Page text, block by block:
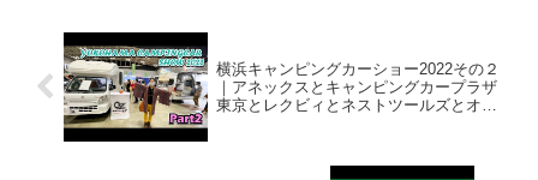
横浜キャンピングカーショー2022その２
｜アネックスとキャンピングカープラザ
東京とレクビィとネストツールズとオー